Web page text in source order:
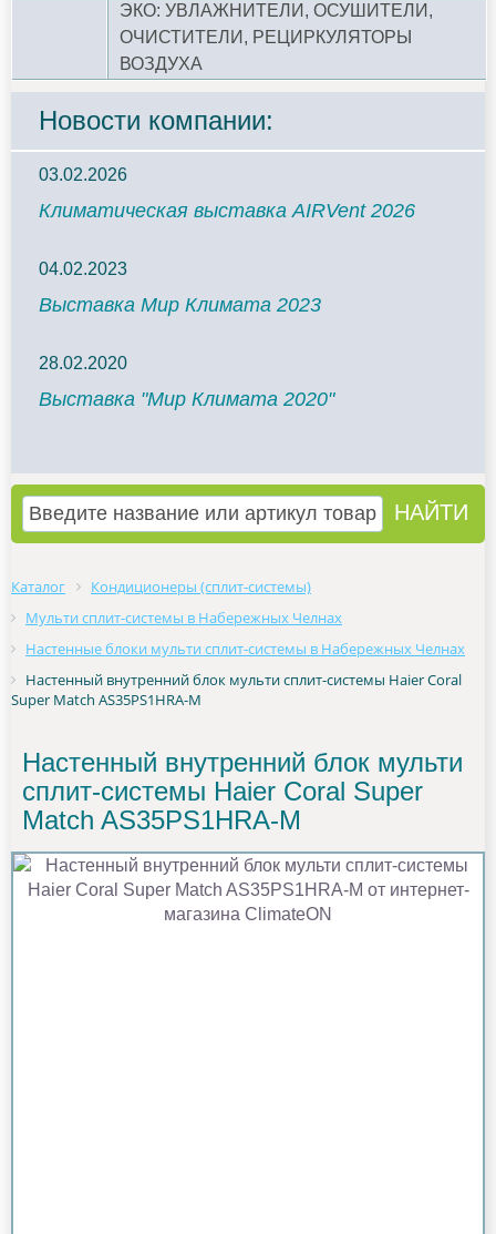
ЭКО: УВЛАЖНИТЕЛИ, ОСУШИТЕЛИ,
ОЧИСТИТЕЛИ, РЕЦИРКУЛЯТОРЫ
ВОЗДУХА
Новости компании:
03.02.2026
Климатическая выставка AIRVent 2026
04.02.2023
Выставка Мир Климата 2023
28.02.2020
Выставка "Мир Климата 2020"
Каталог
Кондиционеры (сплит-системы)
Мульти сплит-системы в Набережных Челнах
Настенные блоки мульти сплит-системы в Набережных Челнах
Настенный внутренний блок мульти сплит-системы Haier Coral
Super Match AS35PS1HRA-M
Настенный внутренний блок мульти
сплит-системы Haier Coral Super
Match AS35PS1HRA-M